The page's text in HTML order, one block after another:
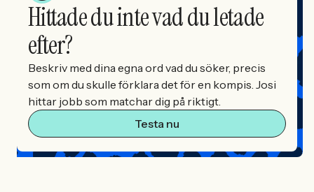
Hittade du inte vad du letade
efter?
Beskriv med dina egna ord vad du söker, precis
som om du skulle förklara det för en kompis. Josi
hittar jobb som matchar dig på riktigt.
Testa nu